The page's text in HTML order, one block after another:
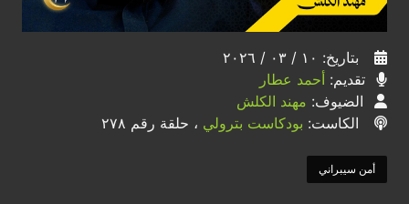
بتاريخ: ١٠ / ٠٣ / ٢٠٢٦
تقديم: أحمد عطار
الضيوف: مهند الكلش
الكاست: بودكاست بترولي ، حلقة رقم ٢٧٨
أمن سيبراني